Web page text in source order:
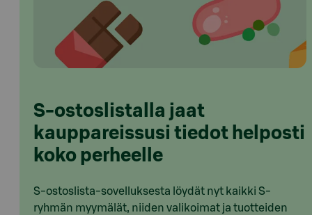
S-ostoslistalla jaat
kauppareissusi tiedot helposti
koko perheelle
S-ostoslista-sovelluksesta löydät nyt kaikki S-
ryhmän myymälät, niiden valikoimat ja tuotteiden